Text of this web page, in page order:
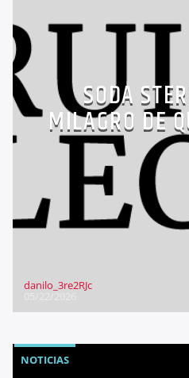
SODA
MILAGRO DE
danilo_3re2RJc
NOTICIAS